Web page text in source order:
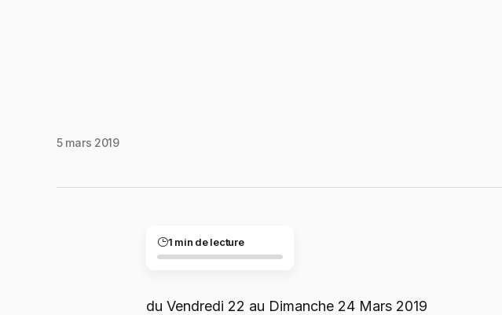
5 mars 2019
1 min de lecture
du Vendredi 22 au Dimanche 24 Mars 2019